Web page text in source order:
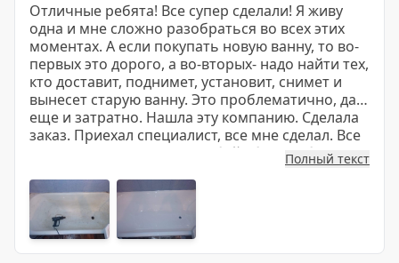
Отличные ребята! Все супер сделали! Я живу
одна и мне сложно разобраться во всех этих
моментах. А если покупать новую ванну, то во-
первых это дорого, а во-вторых- надо найти тех,
кто доставит, поднимет, установит, снимет и
вынесет старую ванну. Это проблематично, да
еще и затратно. Нашла эту компанию. Сделала
заказ. Приехал специалист, все мне сделал. Все
отлично! Мастер все за собой убрал. Я безумно
Полный текст